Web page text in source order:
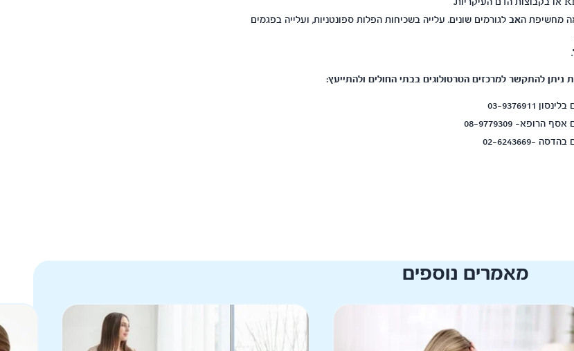
מחשיפת האבלגורמים שונים. עלייה בשכיחות הפלות ספונטניות, ועלייה בפגמים
להתקשר למרכזים הטרטולוגים בבתי החולים ולהתייעץ:
9376911
08-9779309
-02-6243669
מאמרים נוספים